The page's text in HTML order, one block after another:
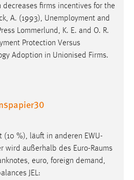
firms incentives for the
A. (1993), Unemployment and
Lommerlund, K. E. and O. R.
Protection Versus
Adoption in Unionised Firms.
(10 %), läuft in anderen EWU-
wird außerhalb des Euro-Raums
euro, foreign demand,
JEL: